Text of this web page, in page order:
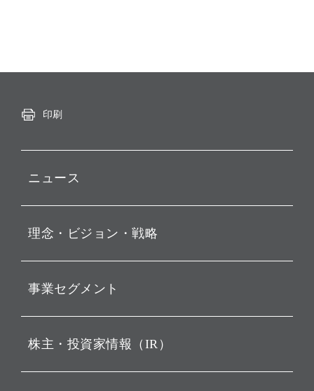
印刷
ニュース
お知らせ
動画配信
理念・ビジョン・戦略
経営理念
ビジョン
戦略
バリュー
事業セグメント
ソフトバンク・ビジョン・
株主・投資家情報（IR）